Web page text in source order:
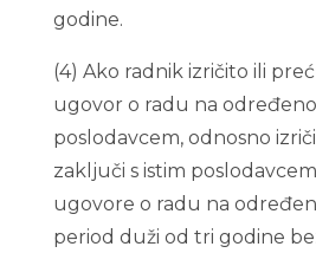
godine.
(4) Ako radnik izričito ili
ugovor o radu na
poslodavcem, odnosno
zaključi s istim
ugovore o radu na
period duži od tri godine